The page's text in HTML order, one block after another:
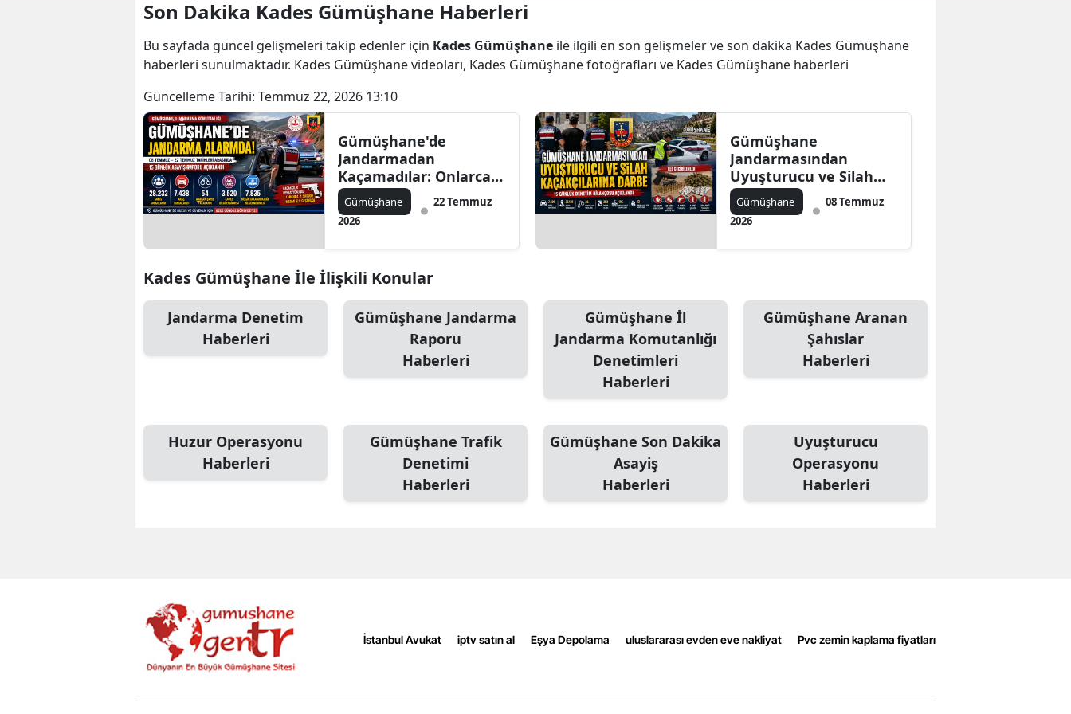
Bingöl
Bolu
Burdur
Bursa
Çanakkale
Çankırı
Denizli
Diyarbakır
Erzincan
Eskişehir
Hakkari
Isparta
Son Dakika Kades Gümüşhane Haberleri
Bu sayfada güncel gelişmeleri takip edenler için Kades Gümüşhane ile ilgili en son gelişmeler ve son dakika Kades Gümüşhane
haberleri sunulmaktadır. Kades Gümüşhane videoları, Kades Gümüşhane fotoğrafları ve Kades Gümüşhane haberleri
Güncelleme Tarihi: Temmuz 22, 2026 13:10
Gümüşhane'de
Jandarmadan
Kaçamadılar: Onlarca
Aranan Şahıs
Yakalandı!
Gümüşhane
22 Temmuz
2026
Gümüşhane
Jandarmasından
Uyuşturucu ve Silah
Kaçakçılarına Darbe
Gümüşhane
08 Temmuz
2026
Kades Gümüşhane İle İlişkili Konular
Jandarma Denetim
Haberleri
Gümüşhane Jandarma
Raporu
Haberleri
Gümüşhane İl
Jandarma Komutanlığı
Denetimleri
Haberleri
Gümüşhane Aranan
Şahıslar
Haberleri
Huzur Operasyonu
Haberleri
Gümüşhane Trafik
Denetimi
Haberleri
Gümüşhane Son Dakika
Asayiş
Haberleri
Uyuşturucu
Operasyonu
Haberleri
İstanbul Avukat iptv satın al Eşya Depolama uluslararası evden eve nakliyat Pvc zemin kaplama fiyatları